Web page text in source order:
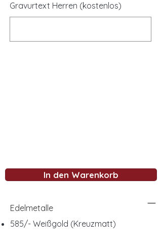
Gravurtext Herren (kostenlos)
In den Warenkorb
Edelmetalle
585/- Weißgold (Kreuzmatt)